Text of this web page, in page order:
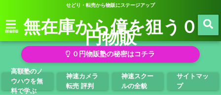
せどり・転売から物販にステージアップ
menu 無在庫から億を狙う０
円物販
０円物販塾の秘密はコチラ
高額塾のノ
ウハウを無
料で学ぶ
神速カメラ
転売 評判
神速スクー
ルの全貌
サイトマッ
プ